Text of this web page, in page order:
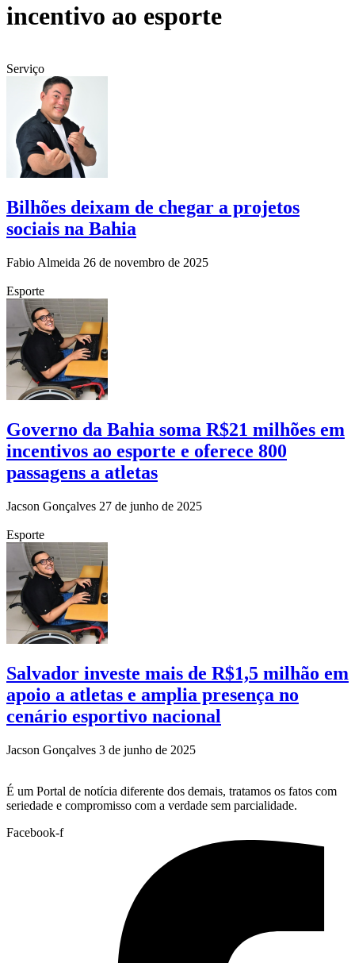
incentivo ao esporte
Serviço
Bilhões deixam de chegar a projetos
sociais na Bahia
Fabio Almeida 26 de novembro de 2025
Esporte
Governo da Bahia soma R$21 milhões em
incentivos ao esporte e oferece 800
passagens a atletas
Jacson Gonçalves 27 de junho de 2025
Esporte
Salvador investe mais de R$1,5 milhão em
apoio a atletas e amplia presença no
cenário esportivo nacional
Jacson Gonçalves 3 de junho de 2025
É um Portal de notícia diferente dos demais, tratamos os fatos com
seriedade e compromisso com a verdade sem parcialidade.
Facebook-f